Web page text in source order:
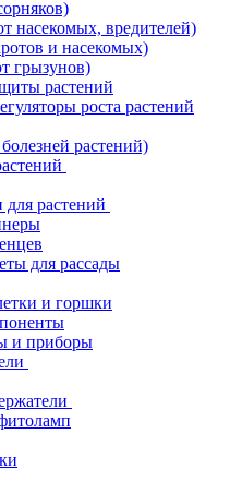
насекомых, вредителей)
и насекомых)
грызунов)
растений
роста растений
растений)
для растений
для рассады
и горшки
и приборы